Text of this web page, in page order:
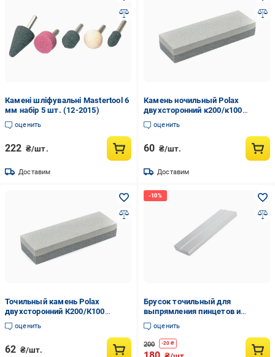
Камені шліфувальні Mastertool 6
мм набір 5 шт. (12-2015)
оценить
222 ₴/шт.
Доставим
Камень ночильный Polax
двухсторонний к200/к100
150х50х25 мм (27734968)
оценить
60 ₴/шт.
Доставим
Точильный камень Polax
двухсторонний К200/К100
150х50х25 мм (28-002)
оценить
62 ₴/шт.
Брусок точильный для
выпрямления пинцетов и
полировки жал (811254)
оценить
200 -20 ₴